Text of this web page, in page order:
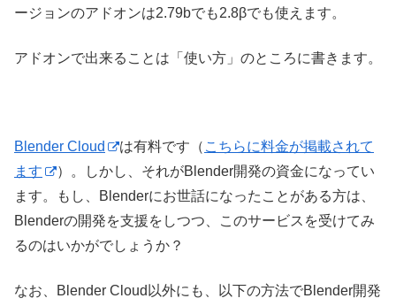
ージョンのアドオンは2.79bでも2.8βでも使えます。
アドオンで出来ることは「使い方」のところに書きます。
Blender Cloud は有料です（ こちらに料金が掲載されて
ます
）。しかし、それがBlender開発の資金になってい
ます。もし、Blenderにお世話になったことがある方は、
Blenderの開発を支援をしつつ、このサービスを受けてみ
るのはいかがでしょうか？
なお、Blender Cloud以外にも、以下の方法でBlender開発